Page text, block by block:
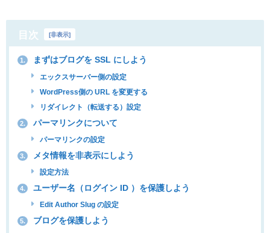
目次 [非表示]
1. まずはブログを SSL にしよう
エックスサーバー側の設定
WordPress側の URL を変更する
リダイレクト（転送する）設定
2. パーマリンクについて
パーマリンクの設定
3. メタ情報を非表示にしよう
設定方法
4. ユーザー名（ログイン ID ）を保護しよう
Edit Author Slug の設定
5. ブログを保護しよう